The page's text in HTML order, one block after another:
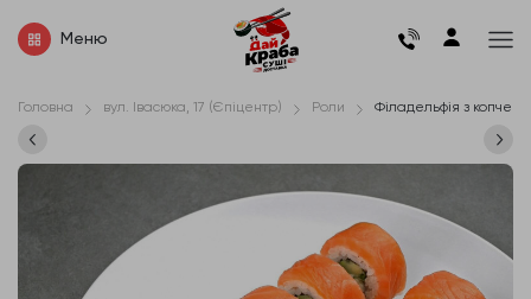
Меню
Головна вул. Івасюка, 17 (Єпіцентр) Роли Філадельфія з